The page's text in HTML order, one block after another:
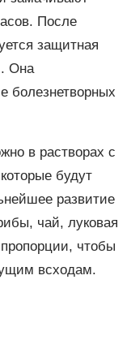
После
защитная
Она
болезнетворных
в растворах с
будут
развитие
чай, луковая
чтобы
всходам.